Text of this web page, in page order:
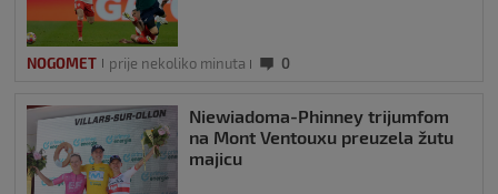
NOGOMET prije nekoliko minuta 0
Niewiadoma-Phinney trijumfom
na Mont Ventouxu preuzela žutu
majicu